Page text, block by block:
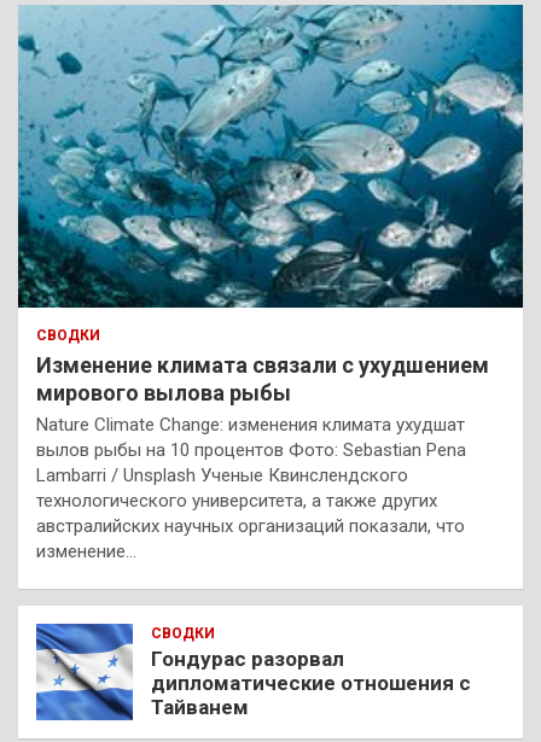
СВОДКИ
Изменение климата связали с ухудшением
мирового вылова рыбы
Nature Climate Change: изменения климата ухудшат
вылов рыбы на 10 процентов Фото: Sebastian Pena
Lambarri / Unsplash Ученые Квинслендского
технологического университета, а также других
австралийских научных организаций показали, что
изменение…
СВОДКИ
Гондурас разорвал
дипломатические отношения с
Тайванем